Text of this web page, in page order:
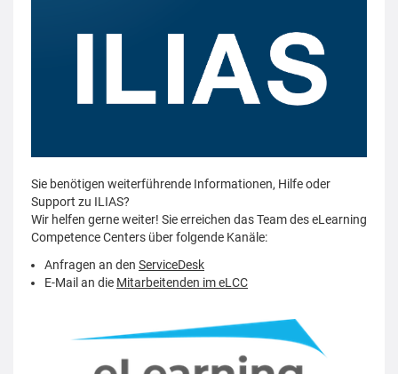
Sie benötigen weiterführende Informationen, Hilfe oder
Support zu ILIAS?
Wir helfen gerne weiter! Sie erreichen das Team des eLearning
Competence Centers über folgende Kanäle:
Anfragen an den ServiceDesk
E-Mail an die Mitarbeitenden im eLCC